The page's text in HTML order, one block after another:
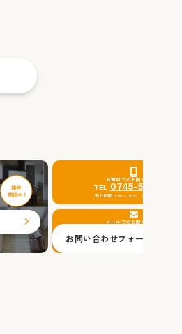
お電話でのお問い合わせ
TEL 0745-51-0201
受付時間 9:00～18:00 定休日：水曜日
メールでのお問い合わせ
お問い合わせフォームへ